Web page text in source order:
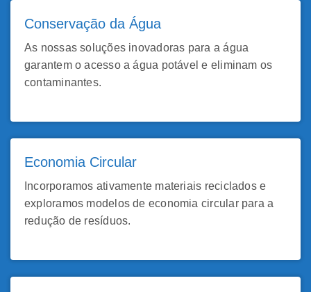
Conservação da Água
As nossas soluções inovadoras para a água
garantem o acesso a água potável e eliminam os
contaminantes.
Economia Circular
Incorporamos ativamente materiais reciclados e
exploramos modelos de economia circular para a
redução de resíduos.